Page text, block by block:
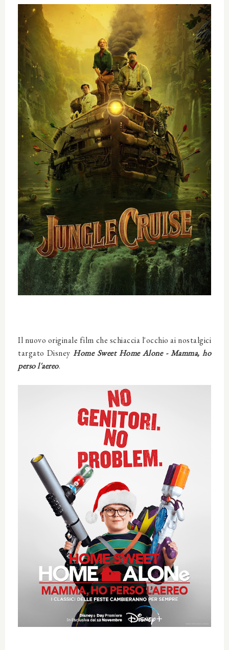
Il nuovo originale film che schiaccia l'occhio ai nostalgici
targato DisneyHome Sweet Home Alone - Mamma, ho
perso l'aereo.